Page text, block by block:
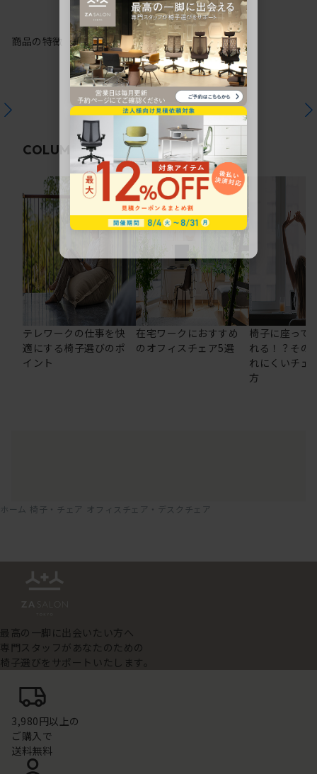
商品の特徴
COLUMN 関連コラム
テレワークの仕事を快
適にする椅子選びのポ
イント
在宅ワークにおすすめ
のオフィスチェア5選
椅子に座って
れる！？その
れにくいチェ
方
ホーム 椅子・チェア オフィスチェア・デスクチェア
最高の一脚に出会いたい方へ
専門スタッフがあなたのための
椅子選びをサポートいたします。
3,980円以上の
ご購入で
送料無料